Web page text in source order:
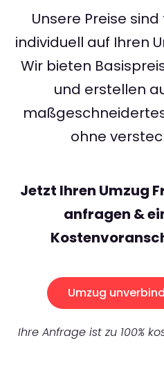
Unsere Preise
individuell auf Ihren
Wir bieten
und erstellen
ohne
Jetzt Ihren Umzug
anfragen &
Umzug
Ihre Anfrage ist zu 100%